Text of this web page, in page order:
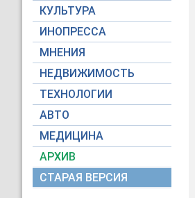
КУЛЬТУРА
ИНОПРЕССА
МНЕНИЯ
НЕДВИЖИМОСТЬ
ТЕХНОЛОГИИ
АВТО
МЕДИЦИНА
АРХИВ
СТАРАЯ ВЕРСИЯ